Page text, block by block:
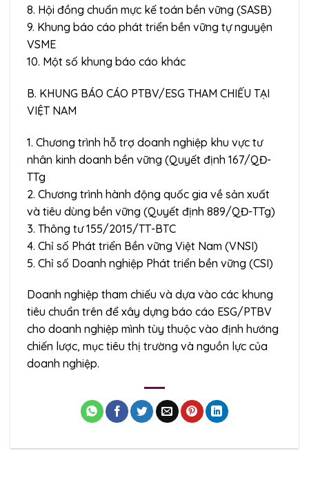
8. Hội đồng chuẩn mực kế toán bền vững (SASB)
9. Khung báo cáo phát triển bền vững tự nguyện
VSME
10. Một số khung báo cáo khác
B. KHUNG BÁO CÁO PTBV/ESG THAM CHIẾU TẠI
VIỆT NAM
1. Chương trình hỗ trợ doanh nghiệp khu vực tư
nhân kinh doanh bền vững (Quyết định 167/QĐ-
TTg
2. Chương trình hành động quốc gia về sản xuất
và tiêu dùng bền vững (Quyết định 889/QĐ-TTg)
3. Thông tư 155/2015/TT-BTC
4. Chỉ số Phát triển Bền vững Việt Nam (VNSI)
5. Chỉ số Doanh nghiệp Phát triển bền vững (CSI)
Doanh nghiệp tham chiếu và dựa vào các khung
tiêu chuẩn trên để xây dựng báo cáo ESG/PTBV
cho doanh nghiệp mình tùy thuộc vào định hướng
chiến lược, mục tiêu thị trường và nguồn lực của
doanh nghiệp.